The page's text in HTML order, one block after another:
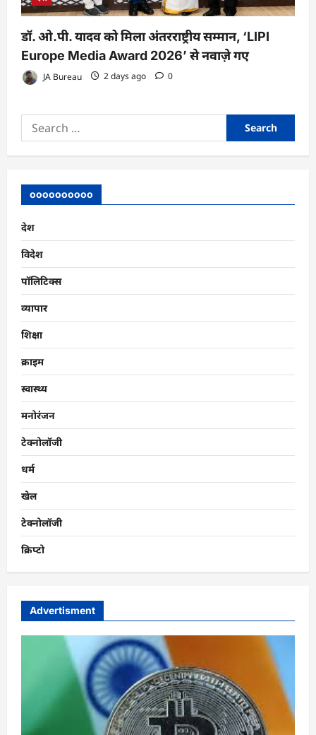
डॉ. ओ.पी. यादव को मिला अंतरराष्ट्रीय सम्मान, ‘LIPI
Europe Media Award 2026’ से नवाज़े गए
JA Bureau 2 days ago 0
Search
for:
oooooooooo
देश
विदेश
पॉलिटिक्स
व्यापार
शिक्षा
क्राइम
स्वास्थ्य
मनोरंजन
टेक्नोलॉजी
धर्म
खेल
टेक्नोलॉजी
क्रिप्टो
Advertisment